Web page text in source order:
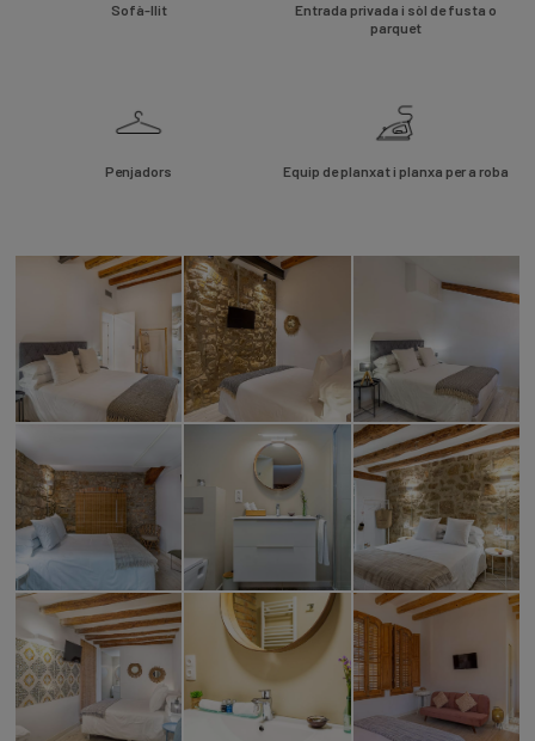
Sofà-llit
Entrada privada i sòl de fusta o
parquet
Penjadors Equip de planxat i planxa per a roba